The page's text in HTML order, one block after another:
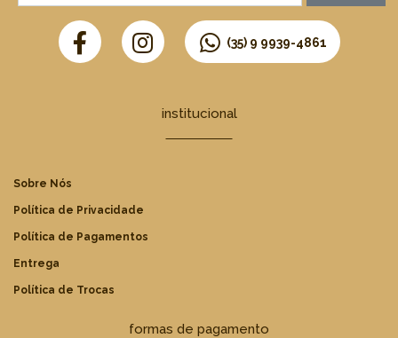
(35) 9 9939-4861
institucional
Sobre Nós
Política de Privacidade
Política de Pagamentos
Entrega
Política de Trocas
formas de pagamento